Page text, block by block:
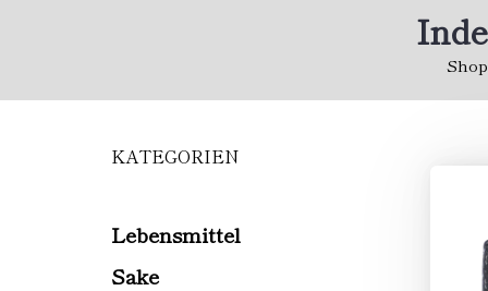
Shop
KATEGORIEN
Lebensmittel
Sake